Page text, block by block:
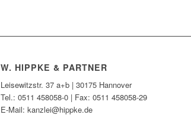
W. HIPPKE & PARTNER
Leisewitzstr. 37 a+b | 30175 Hannover
Tel.: 0511 458058-0 | Fax: 0511 458058-29
E-Mail: kanzlei@hippke.de